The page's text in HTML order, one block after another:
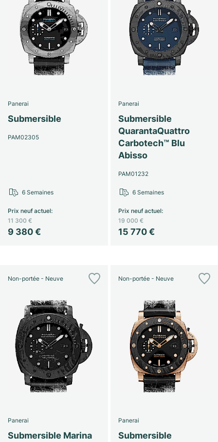
Panerai
Submersible
PAM02305
9 380 €
Prix neuf actuel:
11 300 €
6 Semaines
Panerai
Submersible
QuarantaQuattro
Carbotech™ Blu
Abisso
PAM01232
15 770 €
Prix neuf actuel:
19 000 €
6 Semaines
Non-portée - Neuve
Panerai
Submersible Marina
Non-portée - Neuve
Panerai
Submersible